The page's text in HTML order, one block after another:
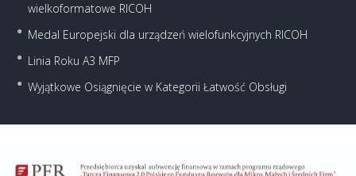
wielkoformatowe RICOH
Medal Europejski dla urządzeń wielofunkcyjnych RICOH
Linia Roku A3 MFP
Wyjątkowe Osiągnięcie w Kategorii Łatwość Obsługi